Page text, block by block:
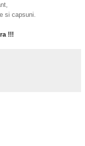
si capsuni.
!!!